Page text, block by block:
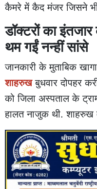
कैमरे में कैद मंजर जिसने
डॉक्टरों का इंतजार
थम गईं नन्हीं सांसे
जानकारी के मुताबिक
शाहरुखबुधवार दोपहर
को जिला अस्पताल के
हालत नाजुक थी. शाहरुख